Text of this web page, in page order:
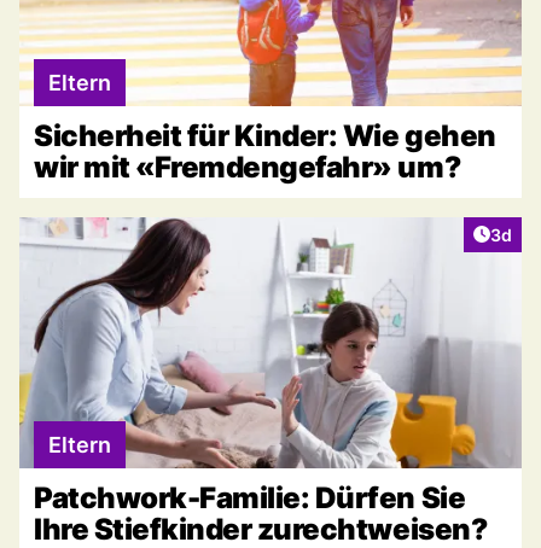
Eltern
Sicherheit für Kinder: Wie gehen
wir mit «Fremdengefahr» um?
3d
Eltern
Patchwork-Familie: Dürfen Sie
Ihre Stiefkinder zurechtweisen?